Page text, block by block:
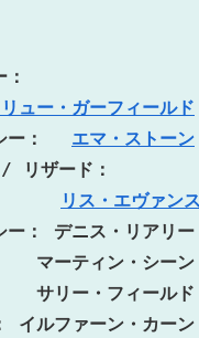
ュー・ガーフィールド
ー： エマ・ストーン
/ リザード：
リス・エヴァン
ー： デニス・リアリー
　 マーティン・シーン
　 サリー・フィールド
イルファーン・カーン